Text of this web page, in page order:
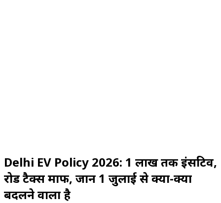
Delhi EV Policy 2026: ₹1 लाख तक इंसेंटिव,
रोड टैक्स माफ, जानें 1 जुलाई से क्या-क्या
बदलने वाला है